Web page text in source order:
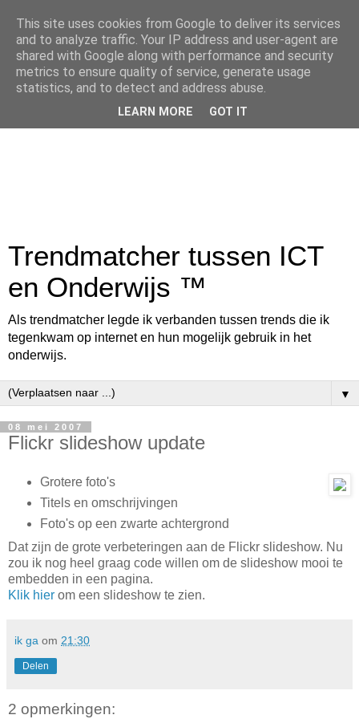
Trendmatcher tussen ICT
en Onderwijs ™
Als trendmatcher legde ik verbanden tussen trends die ik
tegenkwam op internet en hun mogelijk gebruik in het
onderwijs.
▼
08 mei 2007
Flickr slideshow update
Grotere foto's
Titels en omschrijvingen
Foto's op een zwarte achtergrond
Dat zijn de grote verbeteringen aan de Flickr slideshow. Nu
zou ik nog heel graag code willen om de slideshow mooi te
embedden in een pagina.
Klik hier om een slideshow te zien.
ik ga om 21:30
Delen
2 opmerkingen:
This site uses cookies from Google to deliver its services
and to analyze traffic. Your IP address and user-agent are
shared with Google along with performance and security
metrics to ensure quality of service, generate usage
statistics, and to detect and address abuse.
LEARN MORE GOT IT